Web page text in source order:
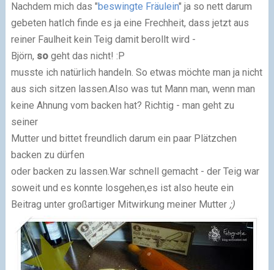
Nachdem mich das "beswingte Fräulein" ja so nett darum
gebeten hatIch finde es ja eine Frechheit, dass jetzt aus
reiner Faulheit kein Teig damit berollt wird -
Björn, sogeht das nicht! :P
musste ich natürlich handeln. So etwas möchte man ja nicht
aus sich sitzen lassen.Also was tut Mann man, wenn man
keine Ahnung vom backen hat? Richtig - man geht zu
seiner
Mutter und bittet freundlich darum ein paar Plätzchen
backen zu dürfen
oder backen zu lassen.War schnell gemacht - der Teig war
soweit und es konnte losgehen,es ist also heute ein
Beitrag unter großartiger Mitwirkung meiner Mutter ;)